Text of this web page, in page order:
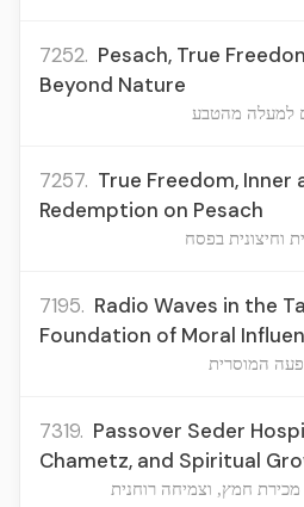
7252. Pesach, True
Beyond Nature
למעלה מהטבע
7257. True Freedom, Inner
Redemption on Pesach
וחיצונית בפסח
7195. Radio Waves in the
Foundation of Moral
המוסרית
7319. Passover Seder
Chametz, and Spiritual
חמץ, וצמיחה רוחנית